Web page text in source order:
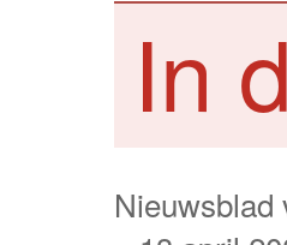
In
Nieuwsblad